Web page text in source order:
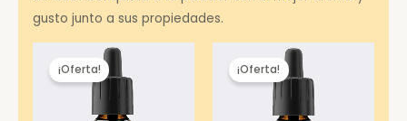
gusto junto a sus propiedades.
¡Oferta! ¡Oferta!